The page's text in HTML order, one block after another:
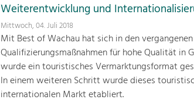
Weiterentwicklung und
Mittwoch, 04. Juli 2018
Mit Best of Wachau hat sich in den
Qualifizierungsmaßnahmen für hohe Qualität
wurde ein touristisches Vermarktungsformat
In einem weiteren Schritt wurde dieses
internationalen Markt etabliert.